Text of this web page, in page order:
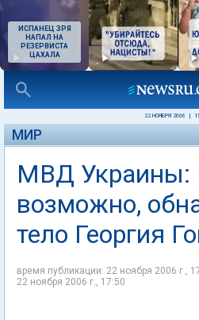
ИСПАНЕЦ ЗРЯ
НАПАЛ НА
РЕЗЕРВИСТА
ЦАХАЛА
22 НОЯБРЯ 2006
МИР
МВД Украины:
возможно,
тело Георгия
время публикации: 22 ноября 2006 г.,
22 ноября 2006 г., 17:50